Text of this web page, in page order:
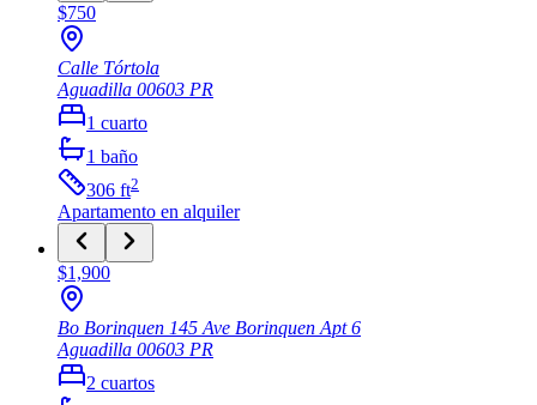
$750
Calle Tórtola
Aguadilla 00603 PR
1 cuarto
1 baño
306 ft2
Apartamento en alquiler
$1,900
Bo Borinquen 145 Ave Borinquen Apt 6
Aguadilla 00603 PR
2 cuartos